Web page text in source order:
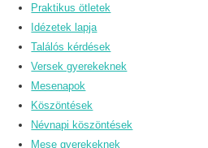
Praktikus ötletek
Idézetek lapja
Találós kérdések
Versek gyerekeknek
Mesenapok
Köszöntések
Névnapi köszöntések
Mese gyerekeknek